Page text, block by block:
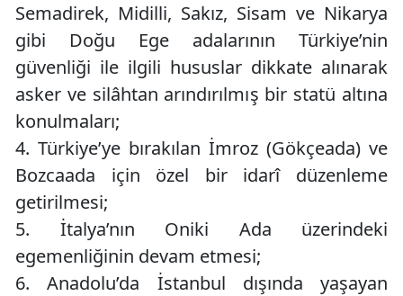
Semadirek, Midilli, Sakız, Sisam ve Nikarya
gibi Doğu Ege adalarının Türkiye’nin
güvenliği ile ilgili hususlar dikkate alınarak
asker ve silâhtan arındırılmış bir statü altına
konulmaları;
4. Türkiye’ye bırakılan İmroz (Gökçeada) ve
Bozcaada için özel bir idarî düzenleme
getirilmesi;
5.
İtalya’nın Oniki Ada üzerindeki
egemenliğinin devam etmesi;
6.
Anadolu’da İstanbul dışında yaşayan